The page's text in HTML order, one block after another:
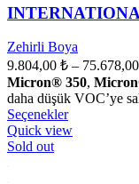
var.
Seçenekler
ürün
sayfasından
seçilebilir
Zehirli Boya
9.804,00 ₺ – 75.678,00
Micron® 350,
daha düşük VOC’ye
SeçeneklerBu
ürünün
Quick view
Sold out